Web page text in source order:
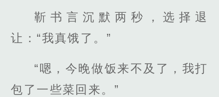
靳书言沉默两秒，选择退
让：“我真饿了。”
“嗯，今晚做饭来不及了，我打
包了一些菜回来。”